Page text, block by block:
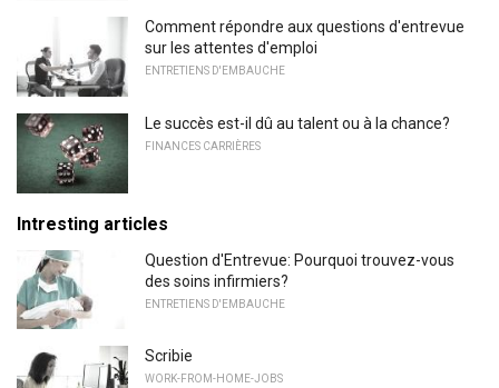
Comment répondre aux questions d'entrevue
sur les attentes d'emploi
ENTRETIENS D'EMBAUCHE
Le succès est-il dû au talent ou à la chance?
FINANCES CARRIÈRES
Intresting articles
Question d'Entrevue: Pourquoi trouvez-vous
des soins infirmiers?
ENTRETIENS D'EMBAUCHE
Scribie
WORK-FROM-HOME-JOBS